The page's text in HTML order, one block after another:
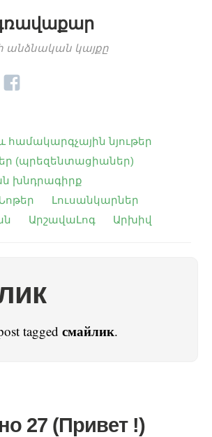
անձնական կայքը
նյութեր
(պրեզենտացիաներ)
խնդրագիրք
Լուսանկարներ
ԱրշավաԼոգ Արխիվ
tagged смайлик.
27 (Привет !)